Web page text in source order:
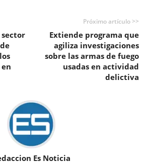
Próximo artículo >>
Extiende programa que
agiliza investigaciones
sobre las armas de fuego
usadas en actividad
delictiva
Es Noticia